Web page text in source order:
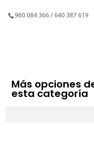
960 084 366 / 640 387 619
Más opciones
esta categoría